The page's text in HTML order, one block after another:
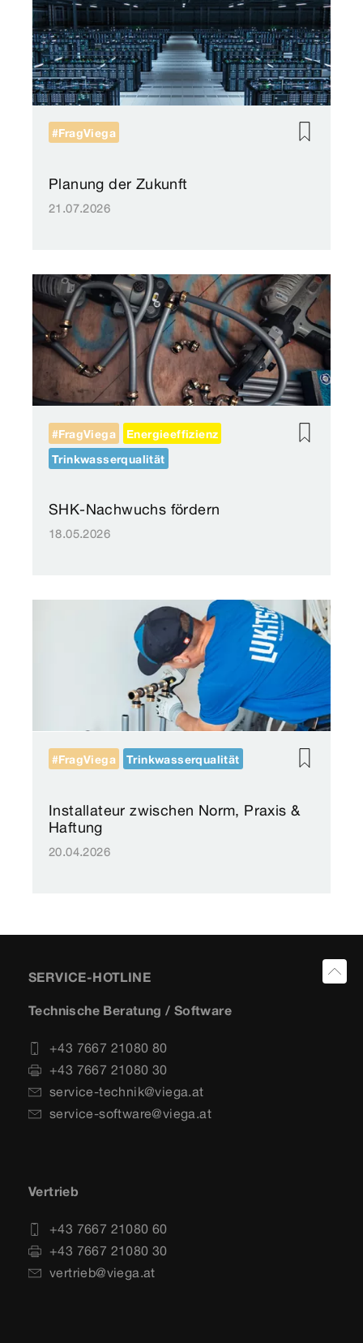
Planung der Zukunft
21.07.2026
#FragViega
SHK-Nachwuchs fördern
18.05.2026
#FragViega
Energieeffizienz
Trinkwasserqualität
Installateur zwischen Norm, Praxis &
Haftung
20.04.2026
#FragViega Trinkwasserqualität
SERVICE-HOTLINE
Technische Beratung / Software
+43 7667 21080 80
+43 7667 21080 30
service-technik@viega.at
service-software@viega.at
Vertrieb
+43 7667 21080 60
+43 7667 21080 30
vertrieb@viega.at